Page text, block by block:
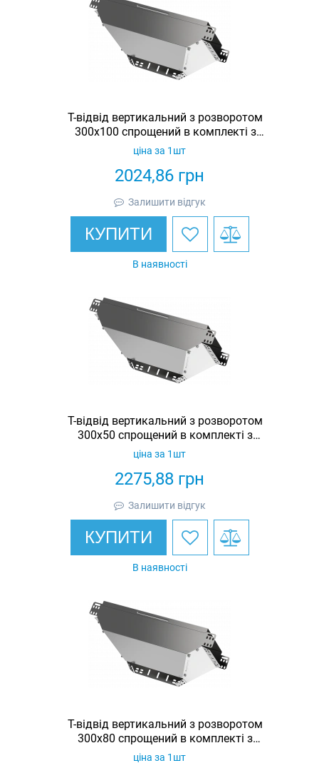
Т-відвід вертикальний з розворотом
300х100 спрощений в комплекті з
кришкою IEK
2024,86 грн
ціна за 1шт
Залишити відгук
КУПИТИ
В наявності
Т-відвід вертикальний з розворотом
300х50 спрощений в комплекті з
кришкою IEK
2275,88 грн
ціна за 1шт
Залишити відгук
КУПИТИ
В наявності
Т-відвід вертикальний з розворотом
300х80 спрощений в комплекті з
кришкою IEK
ціна за 1шт